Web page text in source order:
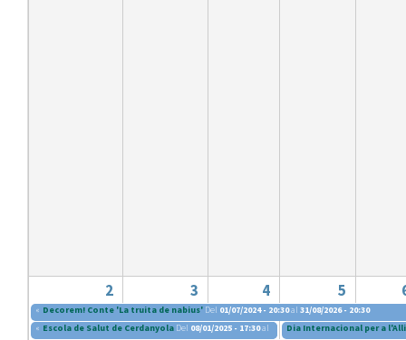
2 3 4 5
« Decorem! Conte 'La truita de nabius' Del 01/07/2024 - 20:30al 31/08/2026 - 20:30
« Escola de Salut de Cerdanyola Del 08/01/2025 - 17:30al 04/06/2025 - 19:00
Dia Internacional per a